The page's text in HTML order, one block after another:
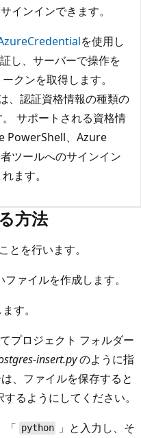
インインできます。
を使用し
し、サーバーで操作を
クンを取得します。
、認証資格情報の種類の
サポートされる資格情
PowerShell、Azure
ツールへのサインイン
ます。
方法
とを行います。
ァイルを作成します。
す。
プロジェクト フォルダー
insert.pyのように指
、ファイルを保存すると
るようにしてください。
「 python
」と入力し、そ